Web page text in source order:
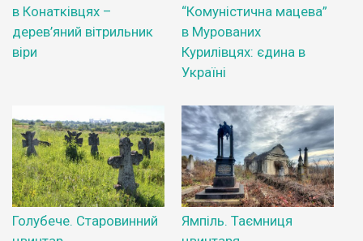
в Конатківцях –
дерев’яний вітрильник
віри
“Комуністична мацева”
в Мурованих
Курилівцях: єдина в
Україні
Голубече. Старовинний
Ямпіль. Таємниця